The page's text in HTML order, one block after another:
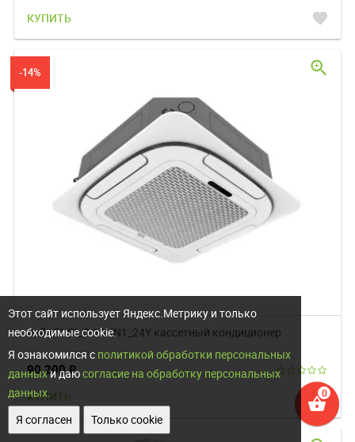
Этот сайт использует Яндекс.Метрику и только
необходимые cookie.
Я ознакомился с политикой обработки персональных
данныхи даюсогласие на обработку персональных
данных.
Я согласен
Только cookie
shopping_basket
КУПИТЬ favorite
-14%
Ballu BLCI_C-18HN1_24Y кассетный кондиционер
90 200₽
КУПИТЬ favorite
zoom_in